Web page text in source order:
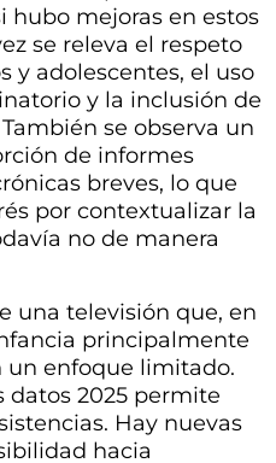
hubo mejoras en estos
se releva el respeto
y adolescentes, el uso
y la inclusión de
se observa un
de informes
breves, lo que
por contextualizar la
no de manera
una televisión que, en
principalmente
un enfoque limitado.
datos 2025 permite
Hay nuevas
hacia